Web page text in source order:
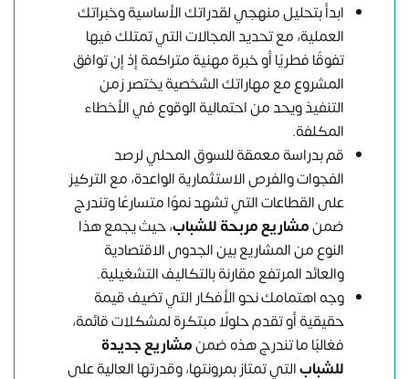
ابدأ بتحليل منهجي لقدراتك الأساسية وخبراتك
العملية، مع تحديد المجالات التي تمتلك فيها
تفوقًا فطريًا أو خبرة مهنية متراكمة إذ إن توافق
المشروع مع مهاراتك الشخصية يختصر زمن
التنفيذ ويحد من احتمالية الوقوع في الأخطاء
المكلفة.
قم بدراسة معمقة للسوق المحلي لرصد
الفجوات والفرص الاستثمارية الواعدة، مع التركيز
على القطاعات التي تشهد نموًا متسارعًا وتندرج
ضمنمشاريع مربحة للشباب، حيث يجمع هذا
النوع من المشاريع بين الجدوى الاقتصادية
والعائد المرتفع مقارنة بالتكاليف التشغيلية.
وجه اهتمامك نحو الأفكار التي تضيف قيمة
حقيقية أو تقدم حلولًا مبتكرة لمشكلات قائمة،
فغالبًا ما تندرج هذه ضمنمشاريع جديدة
للشبابالتي تمتاز بمرونتها، وقدرتها العالية على